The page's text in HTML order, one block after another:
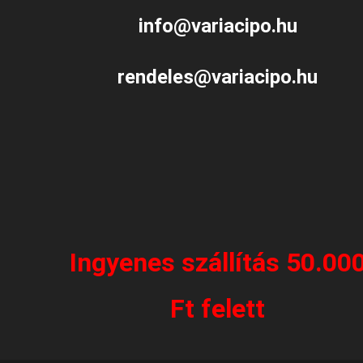
info@variacipo.hu
rendeles@variacipo.hu
Ingyenes szállítás
Ft felett